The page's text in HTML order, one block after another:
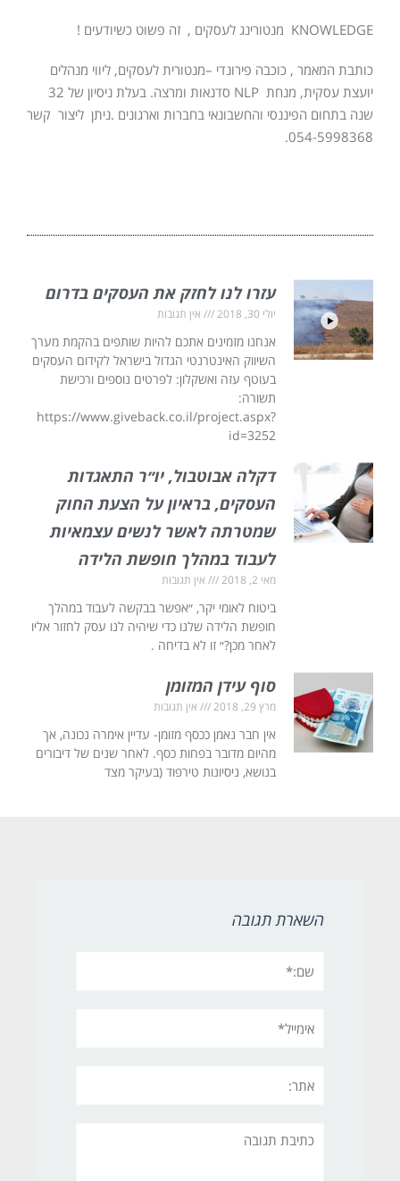
KNOWLEDGE מנטורינג לעסקים , זה פשוט כשיודעים !
כותבת המאמר , כוכבה פירונדי –מנטורית לעסקים, ליווי מנהלים
יועצת עסקית, מנחת NLP סדנאות ומרצה. בעלת ניסיון של 32
שנה בתחום הפיננסי והחשבונאי בחברות וארגונים .ניתן ליצור קשר
054-5998368.
עזרו לנו לחזק את העסקים בדרום
יולי 30, 2018 אין תגובות
אנחנו מזמינים אתכם להיות שותפים בהקמת מערך
השיווק האינטרנטי הגדול בישראל לקידום העסקים
בעוטף עזה ואשקלון: לפרטים נוספים ורכישת
תשורה:
https://www.giveback.co.il/project.aspx?
id=3252
דקלה אבוטבול, יו״ר התאגדות
העסקים, בראיון על הצעת החוק
שמטרתה לאשר לנשים עצמאיות
לעבוד במהלך חופשת הלידה
מאי 2, 2018 אין תגובות
ביטוח לאומי יקר, ״אפשר בבקשה לעבוד במהלך
חופשת הלידה שלנו כדי שיהיה לנו עסק לחזור אליו
לאחר מכן?״ זו לא בדיחה .
סוף עידן המזומן
מרץ 29, 2018 אין תגובות
אין חבר נאמן ככסף מזומן- עדיין אימרה נכונה, אך
מהיום מדובר בפחות כסף. לאחר שנים של דיבורים
בנושא, ניסיונות טירפוד (בעיקר מצד
השארת תגובה